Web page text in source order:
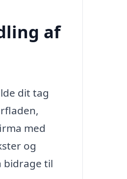
af
dit tag
med
og
bidrage til